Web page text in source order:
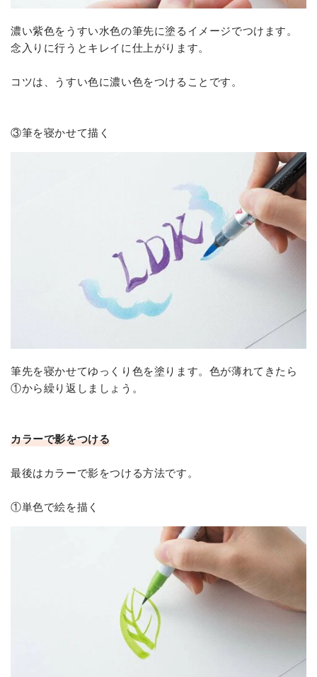
濃い紫色をうすい水色の筆先に塗るイメージでつけます。
念入りに行うとキレイに仕上がります。
コツは、うすい色に濃い色をつけることです。
③筆を寝かせて描く
筆先を寝かせてゆっくり色を塗ります。色が薄れてきたら
①から繰り返しましょう。
カラーで影をつける
最後はカラーで影をつける方法です。
①単色で絵を描く